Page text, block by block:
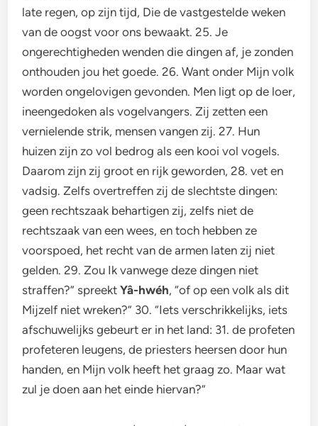
late regen, op zijn tijd, Die de vastgestelde weken
van de oogst voor ons bewaakt. 25. Je
ongerechtigheden wenden die dingen af, je zonden
onthouden jou het goede. 26. Want onder Mijn volk
worden ongelovigen gevonden. Men ligt op de loer,
ineengedoken als vogelvangers. Zij zetten een
vernielende strik, mensen vangen zij. 27. Hun
huizen zijn zo vol bedrog als een kooi vol vogels.
Daarom zijn zij groot en rijk geworden, 28. vet en
vadsig. Zelfs overtreffen zij de slechtste dingen:
geen rechtszaak behartigen zij, zelfs niet de
rechtszaak van een wees, en toch hebben ze
voorspoed, het recht van de armen laten zij niet
gelden. 29. Zou Ik vanwege deze dingen niet
straffen?” spreektYâ-hwéh, “of op een volk als dit
Mijzelf niet wreken?” 30. “Iets verschrikkelijks, iets
afschuwelijks gebeurt er in het land: 31. de profeten
profeteren leugens, de priesters heersen door hun
handen, en Mijn volk heeft het graag zo. Maar wat
zul je doen aan het einde hiervan?”